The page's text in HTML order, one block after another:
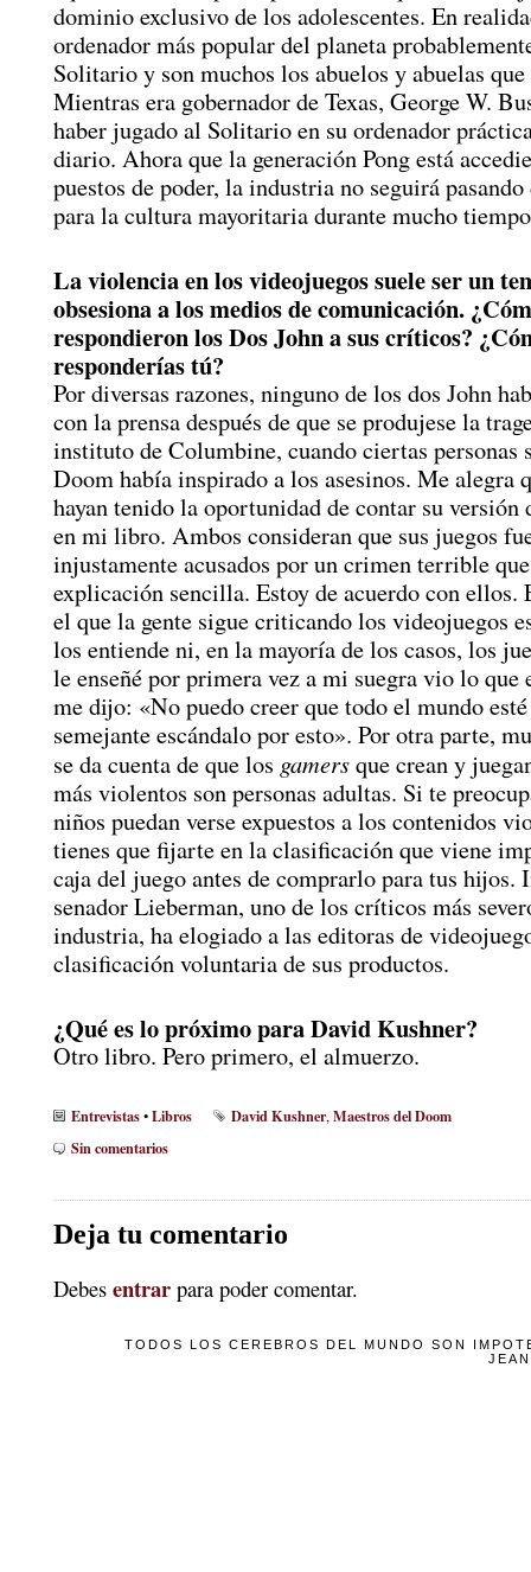
dominio exclusivo de los adolescentes. En
ordenador más popular del planeta
Solitario y son muchos los abuelos y abuelas
Mientras era gobernador de Texas, George W.
haber jugado al Solitario en su ordenador
diario. Ahora que la generación Pong está
puestos de poder, la industria no seguirá
para la cultura mayoritaria durante mucho
La violencia en los videojuegos suele ser un
obsesiona a los medios de comunicación.
respondieron los Dos John a sus críticos?
responderías tú?
Por diversas razones, ninguno de los dos John
con la prensa después de que se produjese la
instituto de Columbine, cuando ciertas personas
Doom había inspirado a los asesinos. Me alegra
hayan tenido la oportunidad de contar su versión
en mi libro. Ambos consideran que sus juegos
injustamente acusados por un crimen terrible
explicación sencilla. Estoy de acuerdo con
el que la gente sigue criticando los videojuegos
los entiende ni, en la mayoría de los casos, los
le enseñé por primera vez a mi suegra vio lo que
me dijo: «No puedo creer que todo el mundo
semejante escándalo por esto». Por otra parte,
se da cuenta de que los gamersque crean y
más violentos son personas adultas. Si te
niños puedan verse expuestos a los contenidos
tienes que fijarte en la clasificación que viene
caja del juego antes de comprarlo para tus hijos.
senador Lieberman, uno de los críticos más
industria, ha elogiado a las editoras de
clasificación voluntaria de sus productos.
¿Qué es lo próximo para David Kushner?
Otro libro. Pero primero, el almuerzo.
Entrevistas•Libros David Kushner, Maestros del Doom
Sin comentarios
Deja tu comentario
Debes entrar para poder comentar.
TODOS LOS CEREBROS DEL MUNDO SON